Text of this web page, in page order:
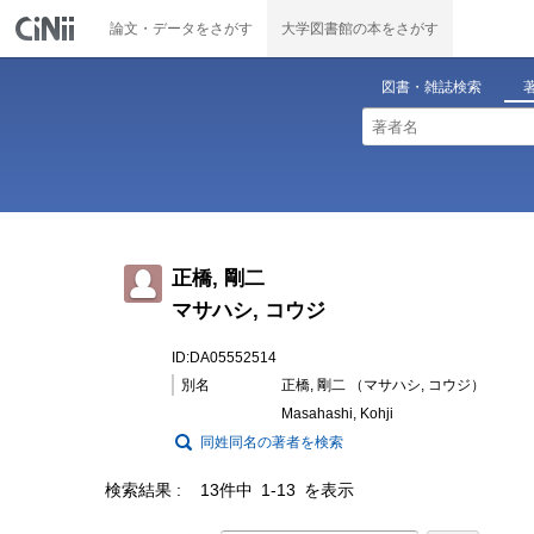
論文・データをさがす 大学図書館の本をさがす
図書・雑誌検索
正橋, 剛二
マサハシ, コウジ
ID:DA05552514
別名
正橋, 剛二 （マサハシ, コウジ）
Masahashi, Kohji
同姓同名の著者を検索
検索結果 13件中 1-13 を表示